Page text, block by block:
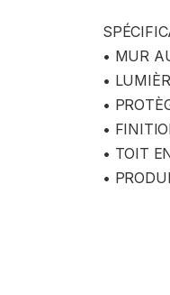
• MUR
•
•
•
• TOIT
•